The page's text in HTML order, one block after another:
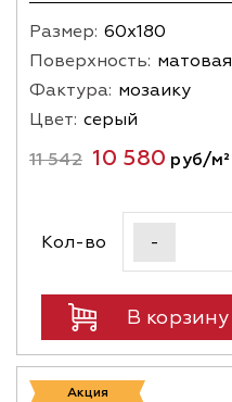
Размер: 60х180
Поверхность: матовая
Фактура: мозаику
Цвет: серый
11 542 10 580 руб/м²
Кол-во -
В корзину
Акция